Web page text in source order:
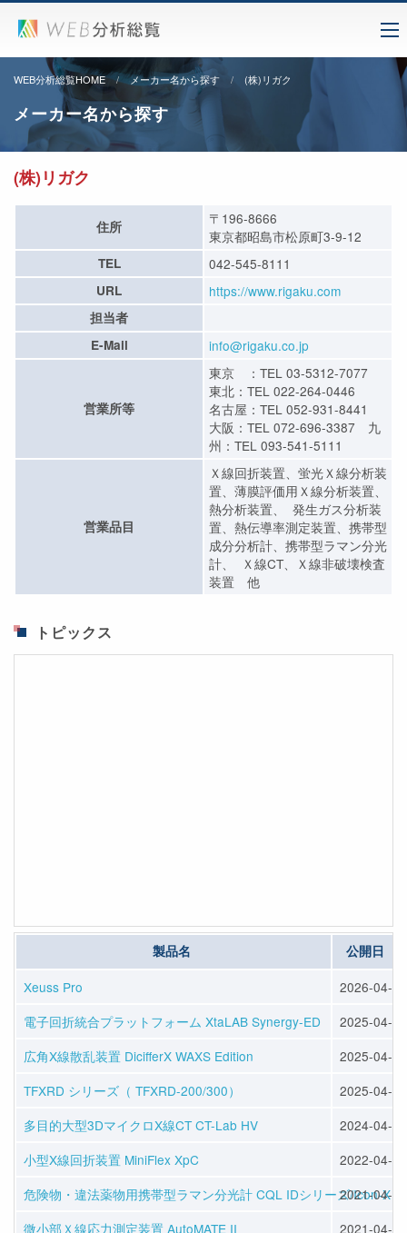
WEB分析総覧HOME メーカー名から探す (株)リガク
メーカー名から探す
(株)リガク
住所
〒196-8666
東京都昭島市松原町3-9-12
TEL 042-545-8111
URL https://www.rigaku.com
担当者
E-Mail
info@rigaku.co.jp
営業所等
東京 ：TEL 03-5312-7077
東北：TEL 022-264-0446
名古屋：TEL 052-931-8441
大阪：TEL 072-696-3387 九
州：TEL 093-541-5111
営業品目
Ｘ線回折装置、蛍光Ｘ線分析装
置、薄膜評価用Ｘ線分析装置、
熱分析装置、 発生ガス分析装
置、熱伝導率測定装置、携帯型
成分分析計、携帯型ラマン分光
計、 Ｘ線CT、Ｘ線非破壊検査
装置 他
トピックス
製品名 公開日
Xeuss Pro
2026-04-13
電子回折統合プラットフォーム XtaLAB Synergy-ED
2025-04-13
広角X線散乱装置 DicifferX WAXS Edition
2025-04-13
TFXRD シリーズ（ TFXRD-200/300）
2025-04-13
多目的大型3DマイクロX線CT CT-Lab HV
2024-04-12
小型X線回折装置 MiniFlex XpC
2022-04-15
危険物・違法薬物用携帯型ラマン分光計 CQL IDシリーズ/Icon-X
2021-04-08
微小部Ｘ線応力測定装置 AutoMATE II
2021-04-08